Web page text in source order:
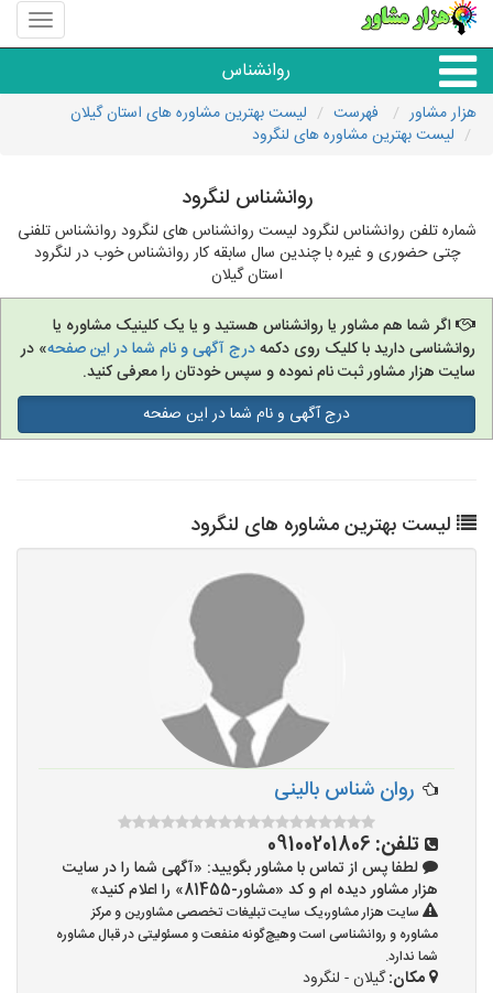
منوی
سایت
مشاور
روانشناس
همه مراکز روانشناسی
گروه روانشناسی
هزار مشاور فهرست
لیست بهترین مشاوره های استان گیلان
لیست بهترین مشاوره های لنگرود
روانشناس لنگرود
شماره تلفن روانشناس لنگرود لیست روانشناس های لنگرود روانشناس تلفنی
چتی حضوری و غیره با چندین سال سابقه کار روانشناس خوب در لنگرود
استان گیلان
اگر شما هم مشاور یا روانشناس هستید و یا یک کلینیک مشاوره یا
روانشناسی دارید با کلیک روی دکمهدرج آگهی و نام شما در این صفحه» در
سایت هزار مشاور ثبت نام نموده و سپس خودتان را معرفی کنید.
درج آگهی و نام شما در این صفحه
لیست بهترین مشاوره های لنگرود
روان شناس بالینی
تلفن: 09100201806
لطفا پس از تماس با مشاور بگویید: «آگهی شما را در سایت
هزار مشاور دیده ام و کد «مشاور-81455» را اعلام کنید»
سایت هزار مشاور،یک سایت تبلیغات تخصصی مشاورین و مرکز
مشاوره و روانشناسی است وهیچ‌گونه منفعت و مسئولیتی در قبال مشاوره
شما ندارد.
مکان:گیلان - لنگرود